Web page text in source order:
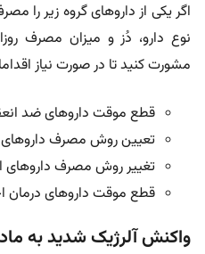
اگر یکی از داروهای گروه زیر را
نوع دارو، دُز و میزان مصرف
مشورت کنید تا در صورت نیاز
قطع موقت داروهای ضد
تعیین روش مصرف داروهای
تغییر روش مصرف داروهای
قطع موقت داروهای درمان
واکنش آلرژیک شدید به